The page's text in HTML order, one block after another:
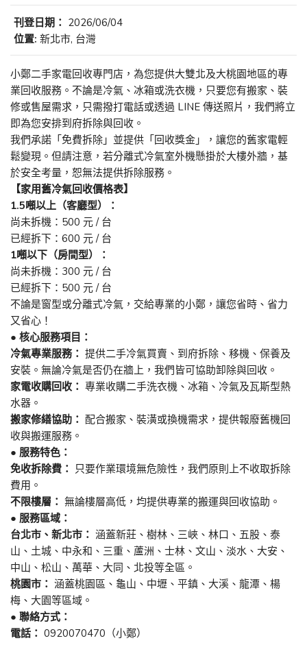
刊登日期： 2026/06/04
位置: 新北市, 台灣
小鄭二手家電回收專門店，為您提供大雙北及大桃園地區的專
業回收服務。不論是冷氣、冰箱或洗衣機，只要您有搬家、裝
修或售屋需求，只需撥打電話或透過 LINE 傳送照片，我們將立
即為您安排到府拆除與回收。
我們承諾「免費拆除」並提供「回收獎金」，讓您的舊家電輕
鬆變現。但請注意，若分離式冷氣室外機懸掛於大樓外牆，基
於安全考量，恕無法提供拆除服務。
【家用舊冷氣回收價格表】
1.5噸以上（客廳型）：
尚未拆機：500 元 / 台
已經拆下：600 元 / 台
1噸以下（房間型）：
尚未拆機：300 元 / 台
已經拆下：500 元 / 台
不論是窗型或分離式冷氣，交給專業的小鄭，讓您省時、省力
又省心！
● 核心服務項目：
冷氣專業服務： 提供二手冷氣買賣、到府拆除、移機、保養及
安裝。無論冷氣是否仍在牆上，我們皆可協助卸除與回收。
家電收購回收： 專業收購二手洗衣機、冰箱、冷氣及瓦斯型熱
水器。
搬家修繕協助： 配合搬家、裝潢或換機需求，提供報廢舊機回
收與搬運服務。
● 服務特色：
免收拆除費： 只要作業環境無危險性，我們原則上不收取拆除
費用。
不限樓層： 無論樓層高低，均提供專業的搬運與回收協助。
● 服務區域：
台北市、新北市： 涵蓋新莊、樹林、三峽、林口、五股、泰
山、土城、中永和、三重、蘆洲、士林、文山、淡水、大安、
中山、松山、萬華、大同、北投等全區。
桃園市： 涵蓋桃園區、龜山、中壢、平鎮、大溪、龍潭、楊
梅、大園等區域。
● 聯絡方式：
電話： 0920070470（小鄭）